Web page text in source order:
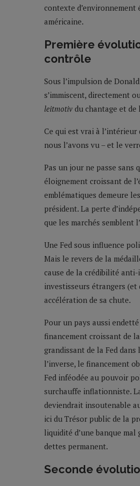
contexte d’environnement
américaine.
Première
contrôle
Sous l’impulsion de
s’immiscent, directement
leitmotiv du chantage et de
Ce qui est vrai à l’intérieur
nous l’avons vu – et le
Pas un jour ne passe sans
éloignement croissant de
emblématiques demeure
président. La perte
que les marchés semblent
Une Fed sous influence
Mais le revers de la
cause de la crédibilité
investisseurs étrangers
accélération de sa chute.
Pour un pays aussi
financement croissant de
grandissant de la Fed
l’inverse, le financement
Fed inféodée au pouvoir
surchauffe inflationniste.
deviendrait insoutenable
ici du Trésor public de la
liquidité d’une banque
dettes permanent.
Seconde